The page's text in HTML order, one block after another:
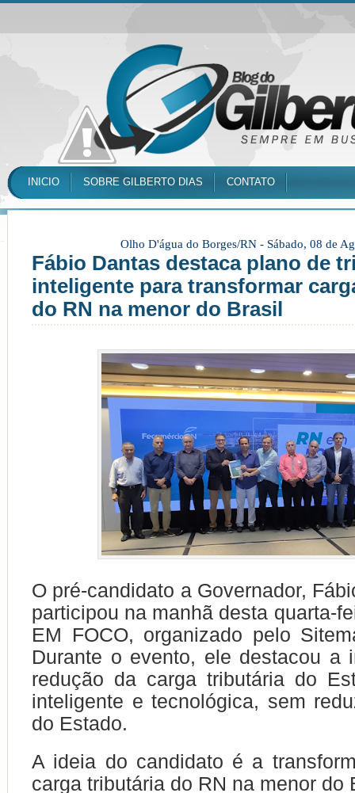
INICIO SOBRE GILBERTO DIAS CONTATO
Olho D'água do Borges/RN - Sábado, 08 de
Fábio Dantas destaca plano de
inteligente para transformar
do RN na menor do Brasil
O pré-candidato a Governador,
participou na manhã desta quarta-
EM FOCO, organizado pelo
Durante o evento, ele destacou a
redução da carga tributária do
inteligente e tecnológica, sem
do Estado.
A ideia do candidato é a
carga tributária do RN na menor do